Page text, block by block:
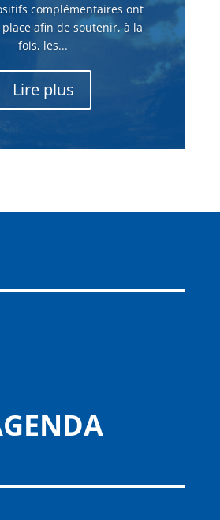
complémentaires ont
afin de soutenir, à la
fois, les...
Lire plus